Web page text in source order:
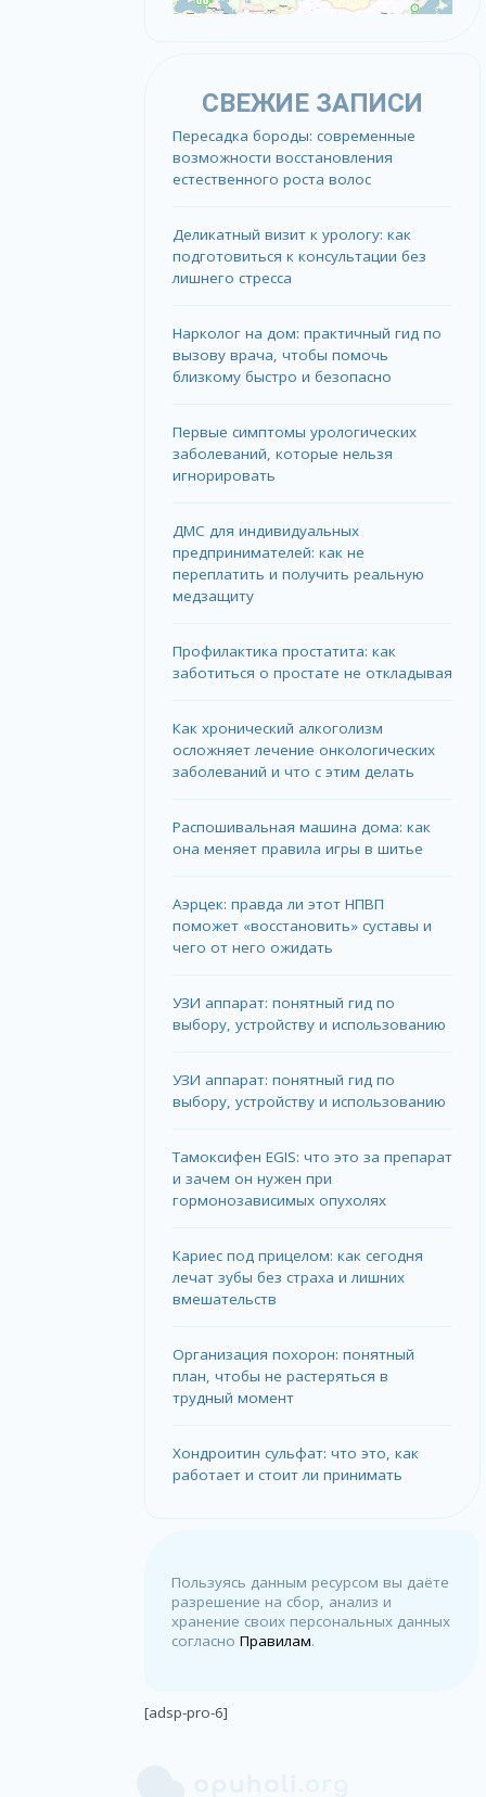
СВЕЖИЕ ЗАПИСИ
Пересадка бороды: современные
возможности восстановления
естественного роста волос
Деликатный визит к урологу: как
подготовиться к консультации без
лишнего стресса
Нарколог на дом: практичный гид по
вызову врача, чтобы помочь
близкому быстро и безопасно
Первые симптомы урологических
заболеваний, которые нельзя
игнорировать
ДМС для индивидуальных
предпринимателей: как не
переплатить и получить реальную
медзащиту
Профилактика простатита: как
заботиться о простате не откладывая
Как хронический алкоголизм
осложняет лечение онкологических
заболеваний и что с этим делать
Распошивальная машина дома: как
она меняет правила игры в шитье
Аэрцек: правда ли этот НПВП
поможет «восстановить» суставы и
чего от него ожидать
УЗИ аппарат: понятный гид по
выбору, устройству и использованию
УЗИ аппарат: понятный гид по
выбору, устройству и использованию
Тамоксифен EGIS: что это за препарат
и зачем он нужен при
гормонозависимых опухолях
Кариес под прицелом: как сегодня
лечат зубы без страха и лишних
вмешательств
Организация похорон: понятный
план, чтобы не растеряться в
трудный момент
Хондроитин сульфат: что это, как
работает и стоит ли принимать
Пользуясь данным ресурсом вы даёте
разрешение на сбор, анализ и
хранение своих персональных данных
согласноПравилам.
[adsp-pro-6]